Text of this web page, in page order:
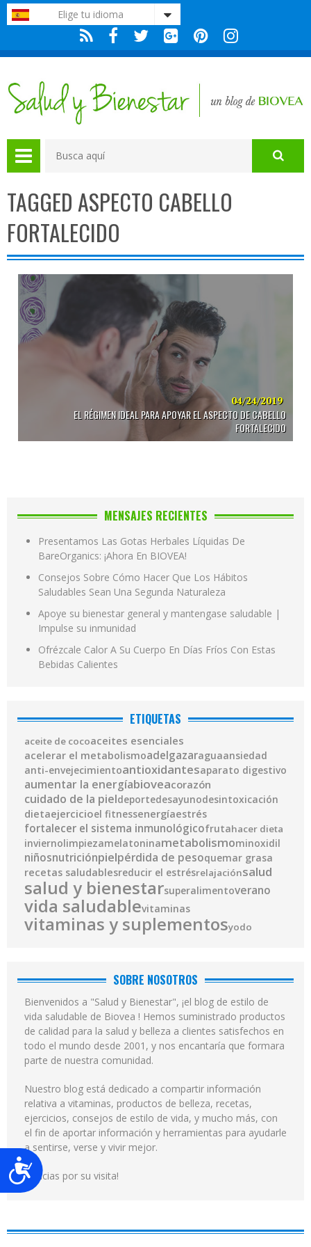
Nota:
este
web
un
sistema
Accesibilidad
Elige tu idioma
TAGGED ASPECTO CABELLO
FORTALECIDO
04/24/2019
EL RÉGIMEN IDEAL PARA APOYAR EL ASPECTO DE CABELLO
FORTALECIDO
MENSAJES RECIENTES
Presentamos Las Gotas Herbales Líquidas De
BareOrganics: ¡Ahora En BIOVEA!
Consejos Sobre Cómo Hacer Que Los Hábitos
Saludables Sean Una Segunda Naturaleza
Apoye su bienestar general y mantengase saludable |
Impulse su inmunidad
Ofrézcale Calor A Su Cuerpo En Días Fríos Con Estas
Bebidas Calientes
ETIQUETAS
aceite de cocoaceites esenciales
acelerar el metabolismoadelgazaraguaansiedad
anti-envejecimientoantioxidantesaparato digestivo
aumentar la energíabioveacorazón
cuidado de la pieldeportedesayunodesintoxicación
dietaejercicioel fitnessenergíaestrés
fortalecer el sistema inmunológicofrutahacer dieta
inviernolimpiezamelatoninametabolismominoxidil
niñosnutriciónpielpérdida de pesoquemar grasa
recetas saludablesreducir el estrésrelajaciónsalud
salud y bienestarsuperalimentoverano
vida saludablevitaminas
vitaminas y suplementosyodo
SOBRE NOSOTROS
Bienvenidos a "Salud y Bienestar", ¡el blog de estilo de
vida saludable de Biovea ! Hemos suministrado productos
de calidad para la salud y belleza a clientes satisfechos en
todo el mundo desde 2001, y nos encantaría que formara
parte de nuestra comunidad.
Nuestro blog está dedicado a compartir información
relativa a vitaminas, productos de belleza, recetas,
ejercicios, consejos de estilo de vida, y mucho más, con
el fin de aportar información y herramientas para ayudarle
a sentirse, verse y vivir mejor.
¡Gracias por su visita!